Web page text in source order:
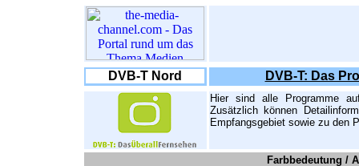
DVB-T Nord DVB-T: Das
Hier sind alle Programme
Zusätzlich können
Empfangsgebiet sowie zu den
Farbbedeutung /